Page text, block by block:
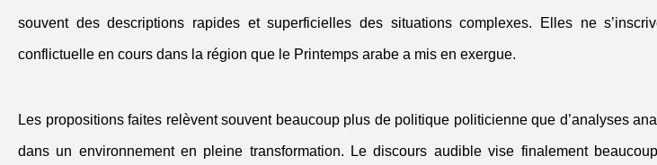
souvent des descriptions rapides et superficielles des situations complexes. Elles ne
conflictuelle en cours dans la région que le Printemps arabe a mis en exergue.
Les propositions faites relèvent souvent beaucoup plus de politique politicienne que d’analyses
dans un environnement en pleine transformation. Le discours audible vise finalement